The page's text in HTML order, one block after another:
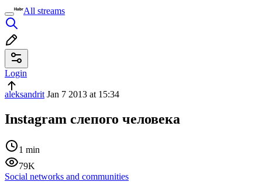
All streams
Login
aleksandrit Jan 7 2013 at 15:34
Instagram слепого человека
1 min
79K
Social networks and communities